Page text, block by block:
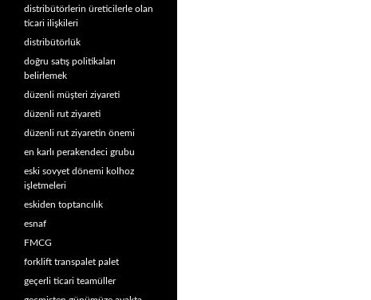
distribütörlerin üreticilerle olan
ticari ilişkileri
distribütörlük
doğru satış politikaları
belirlemek
düzenli müşteri ziyareti
düzenli rut ziyareti
düzenli rut ziyaretin önemi
en karlı perakendeci grubu
eski sovyet dönemi kolhoz
işletmeleri
eskiden toptancılık
esnaf
FMCG
forklift transpalet palet
geçerli ticari teamüller